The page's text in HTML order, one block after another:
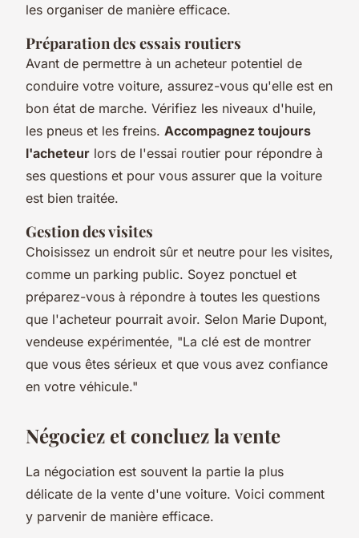
les organiser de manière efficace.
Préparation des essais routiers
Avant de permettre à un acheteur potentiel de
conduire votre voiture, assurez-vous qu'elle est en
bon état de marche. Vérifiez les niveaux d'huile,
les pneus et les freins. Accompagnez toujours
l'acheteur lors de l'essai routier pour répondre à
ses questions et pour vous assurer que la voiture
est bien traitée.
Gestion des visites
Choisissez un endroit sûr et neutre pour les visites,
comme un parking public. Soyez ponctuel et
préparez-vous à répondre à toutes les questions
que l'acheteur pourrait avoir. Selon Marie Dupont,
vendeuse expérimentée, "La clé est de montrer
que vous êtes sérieux et que vous avez confiance
en votre véhicule."
Négociez et concluez la vente
La négociation est souvent la partie la plus
délicate de la vente d'une voiture. Voici comment
y parvenir de manière efficace.